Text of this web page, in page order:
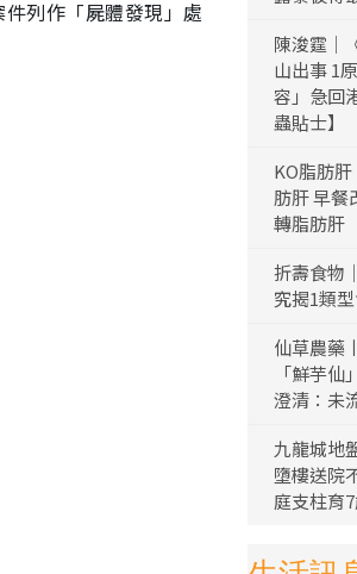
列作「屍體發現」處
陳浚霆｜
山出事 1
容」急回
蟲貼士】
KO脂肪
肪肝 早餐
轉脂肪肝
折壽食物
究揭1類
仙草農藥
「鮮芋
澄清：未
九龍城地
墮樓送院
庭支柱育